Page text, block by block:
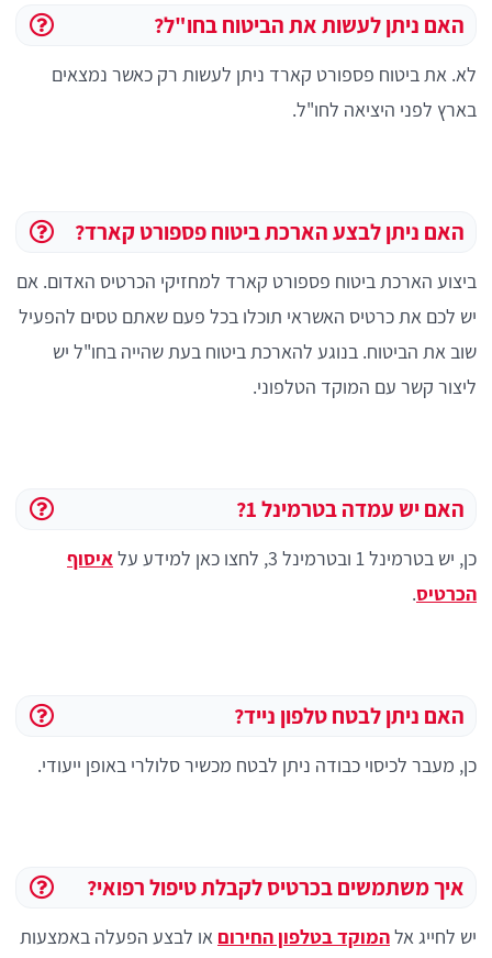
האם ניתן לעשות את הביטוח בחו"ל?
לא. את ביטוח פספורט קארד ניתן לעשות רק כאשר נמצאים
בארץ לפני היציאה לחו"ל.
האם ניתן לבצע הארכת ביטוח פספורט קארד?
ביצוע הארכת ביטוח פספורט קארד למחזיקי הכרטיס האדום. אם
יש לכם את כרטיס האשראי תוכלו בכל פעם שאתם טסים להפעיל
שוב את הביטוח. בנוגע להארכת ביטוח בעת שהייה בחו"ל יש
ליצור קשר עם המוקד הטלפוני.
האם יש עמדה בטרמינל 1?
כן, יש בטרמינל 1 ובטרמינל 3, לחצו כאן למידע על
איסוף
הכרטיס.
האם ניתן לבטח טלפון נייד?
כן, מעבר לכיסוי כבודה ניתן לבטח מכשיר סלולרי באופן ייעודי.
איך משתמשים בכרטיס לקבלת טיפול רפואי?
יש לחייג אלהמוקד בטלפון החירום או לבצע הפעלה באמצעות